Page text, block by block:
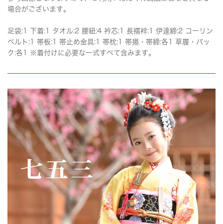
場合がございます。
足袋:1 下着:1 タオル:2 腰紐:4 衿芯:1 長襦袢:1 伊達締:2 コーリン
ベルト:1 帯板:1 帯止め金具:1 帯枕:1 帯揚・帯締:各1 草履・バッ
ク:各1 ※着付けに必要な一式すべて含みます。